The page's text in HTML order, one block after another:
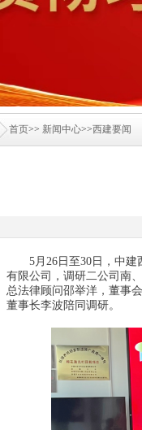
首页>> 新闻中心>>西建要闻
5月26日至30日，中建
有限公司，调研二公司南
总法律顾问邵举洋，董事
董事长李波陪同调研。